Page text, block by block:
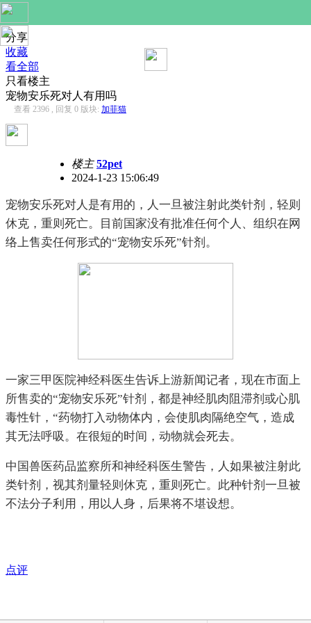
分享
收藏
看全部
只看楼主
宠物安乐死对人有用吗
查看 2396 , 回复 0 版块: 加菲猫
楼主 52pet
2024-1-23 15:06:49
宠物安乐死对人是有用的，人一旦被注射此类针剂，轻则
休克，重则死亡。目前国家没有批准任何个人、组织在网
络上售卖任何形式的“宠物安乐死”针剂。
一家三甲医院神经科医生告诉上游新闻记者，现在市面上
所售卖的“宠物安乐死”针剂，都是神经肌肉阻滞剂或心肌
毒性针，“药物打入动物体内，会使肌肉隔绝空气，造成
其无法呼吸。在很短的时间，动物就会死去。
中国兽医药品监察所和神经科医生警告，人如果被注射此
类针剂，视其剂量轻则休克，重则死亡。此种针剂一旦被
不法分子利用，用以人身，后果将不堪设想。
点评